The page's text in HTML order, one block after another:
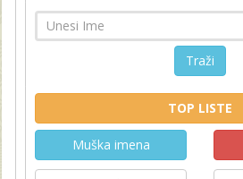
Traži
TOP LISTE
Muška imena